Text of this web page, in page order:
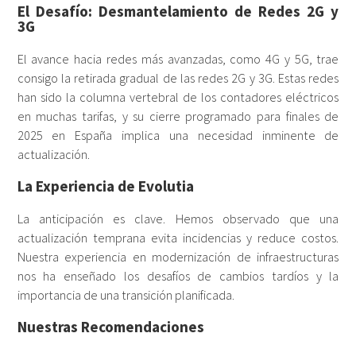
El Desafío: Desmantelamiento de Redes 2G y
3G
El avance hacia redes más avanzadas, como 4G y 5G, trae
consigo la retirada gradual de las redes 2G y 3G. Estas redes
han sido la columna vertebral de los contadores eléctricos
en muchas tarifas, y su cierre programado para finales de
2025 en España implica una necesidad inminente de
actualización.
La Experiencia de Evolutia
La anticipación es clave. Hemos observado que una
actualización temprana evita incidencias y reduce costos.
Nuestra experiencia en modernización de infraestructuras
nos ha enseñado los desafíos de cambios tardíos y la
importancia de una transición planificada.
Nuestras Recomendaciones